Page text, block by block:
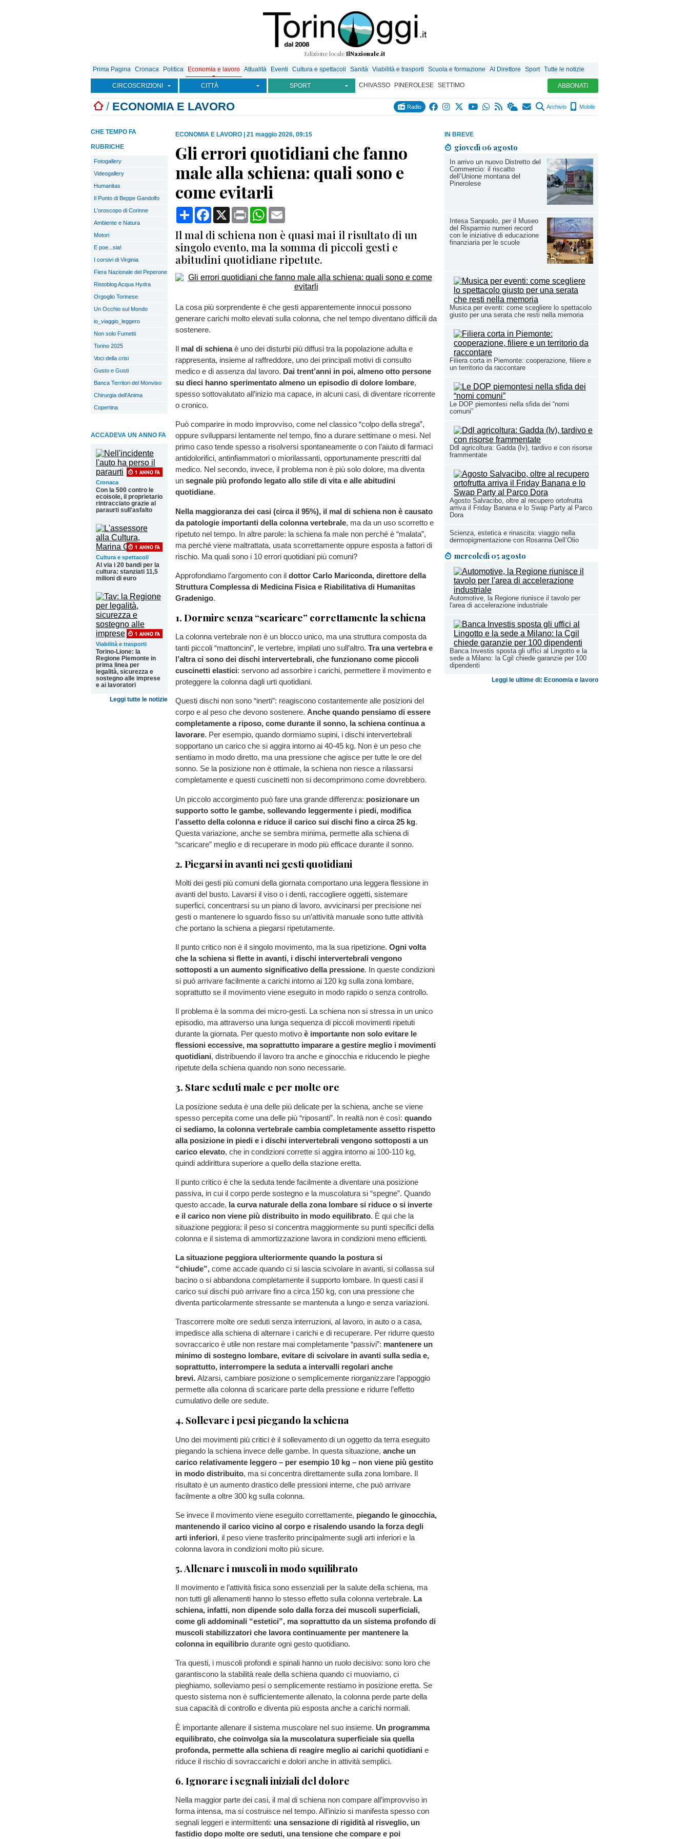
Edizione locale IlNazionale.it
Prima Pagina Cronaca Politica Economia e lavoro Attualità Eventi Cultura e spettacoli Sanità Viabilità e trasporti Scuola e formazione Al Direttore Sport Tutte le notizie
CIRCOSCRIZIONI CITTÀ SPORT CHIVASSO PINEROLESE SETTIMO ABBONATI
/ ECONOMIA E LAVORO Radio Archivio Mobile
IN BREVE
giovedì 06 agosto
In arrivo un nuovo Distretto del
Commercio: il riscatto
dell’Unione montana del
Pinerolese
Intesa Sanpaolo, per il Museo
del Risparmio numeri record
con le iniziative di educazione
finanziaria per le scuole
Musica per eventi: come scegliere lo spettacolo
giusto per una serata che resti nella memoria
Filiera corta in Piemonte: cooperazione, filiere e
un territorio da raccontare
Le DOP piemontesi nella sfida dei “nomi
comuni”
Ddl agricoltura: Gadda (Iv), tardivo e con risorse
frammentate
Agosto Salvacibo, oltre al recupero ortofrutta
arriva il Friday Banana e lo Swap Party al Parco
Dora
Scienza, estetica e rinascita: viaggio nella
dermopigmentazione con Rosanna Dell’Olio
mercoledì 05 agosto
Automotive, la Regione riunisce il tavolo per
l'area di accelerazione industriale
Banca Investis sposta gli uffici al Lingotto e la
sede a Milano: la Cgil chiede garanzie per 100
dipendenti
Leggi le ultime di: Economia e lavoro
CHE TEMPO FA
RUBRICHE
Fotogallery
Videogallery
Humanitas
Il Punto di Beppe Gandolfo
L'oroscopo di Corinne
Ambiente e Natura
Motori
E poe...sia!
I corsivi di Virginia
Fiera Nazionale del Peperone
Ristoblog Acqua Hydra
Orgoglio Torinese
Un Occhio sul Mondo
io_viaggio_leggero
Non solo Fumetti
Torino 2025
Voci della crisi
Gusto e Gusti
Banca Territori del Monviso
Chirurgia dell'Anima
Copertina
ACCADEVA UN ANNO FA
Cronaca
Con la 500 contro le
ecoisole, il proprietario
rintracciato grazie al
paraurti sull'asfalto
Cultura e spettacoli
Al via i 20 bandi per la
cultura: stanziati 11,5
milioni di euro
Viabilità e trasporti
Torino-Lione: la
Regione Piemonte in
prima linea per
legalità, sicurezza e
sostegno alle imprese
e ai lavoratori
Leggi tutte le notizie
ECONOMIA E LAVORO 21 maggio 2026, 09:15
Gli errori quotidiani che fanno
male alla schiena: quali sono e
come evitarli
CondividiFacebook
X Print WhatsApp
Il mal di schiena non è quasi mai il risultato di un
singolo evento, ma la somma di piccoli gesti e
abitudini quotidiane ripetute.
La cosa più sorprendente è che gesti apparentemente innocui possono
generare carichi molto elevati sulla colonna, che nel tempo diventano difficili da
sostenere.
Il mal di schienaè uno dei disturbi più diffusi tra la popolazione adulta e
rappresenta, insieme al raffreddore, uno dei principali motivi di consulto
medico e di assenza dal lavoro. Dai trent’anni in poi, almeno otto persone
su dieci hanno sperimentato almeno un episodio di dolore lombare,
spesso sottovalutato all’inizio ma capace, in alcuni casi, di diventare ricorrente
o cronico.
Può comparire in modo improvviso, come nel classico “colpo della strega”,
oppure svilupparsi lentamente nel tempo, fino a durare settimane o mesi. Nel
primo caso tende spesso a risolversi spontaneamente o con l’aiuto di farmaci
antidolorifici, antinfiammatori o miorilassanti, opportunamente prescritti dal
medico. Nel secondo, invece, il problema non è più solo dolore, ma diventa
un segnale più profondo legato allo stile di vita e alle abitudini
quotidiane.
Nella maggioranza dei casi (circa il 95%), il mal di schiena non è causato
da patologie importanti della colonna vertebrale, ma da un uso scorretto e
ripetuto nel tempo. In altre parole: la schiena fa male non perché è “malata”,
ma perché viene maltrattata, usata scorrettamente oppure esposta a fattori di
rischio. Ma quali sono i 10 errori quotidiani più comuni?
Approfondiamo l’argomento con il dottor Carlo Mariconda, direttore della
Struttura Complessa di Medicina Fisica e Riabilitativa di Humanitas
Gradenigo.
1. Dormire senza “scaricare” correttamente la schiena
La colonna vertebrale non è un blocco unico, ma una struttura composta da
tanti piccoli “mattoncini”, le vertebre, impilati uno sull’altro. Tra una vertebra e
l’altra ci sono dei dischi intervertebrali, che funzionano come piccoli
cuscinetti elastici: servono ad assorbire i carichi, permettere il movimento e
proteggere la colonna dagli urti quotidiani.
Questi dischi non sono “inerti”: reagiscono costantemente alle posizioni del
corpo e al peso che devono sostenere. Anche quando pensiamo di essere
completamente a riposo, come durante il sonno, la schiena continua a
lavorare. Per esempio, quando dormiamo supini, i dischi intervertebrali
sopportano un carico che si aggira intorno ai 40-45 kg. Non è un peso che
sentiamo in modo diretto, ma una pressione che agisce per tutte le ore del
sonno. Se la posizione non è ottimale, la schiena non riesce a rilassarsi
completamente e questi cuscinetti non si decomprimono come dovrebbero.
Un piccolo accorgimento può fare una grande differenza: posizionare un
supporto sotto le gambe, sollevando leggermente i piedi, modifica
l’assetto della colonna e riduce il carico sui dischi fino a circa 25 kg.
Questa variazione, anche se sembra minima, permette alla schiena di
“scaricare” meglio e di recuperare in modo più efficace durante il sonno.
2. Piegarsi in avanti nei gesti quotidiani
Molti dei gesti più comuni della giornata comportano una leggera flessione in
avanti del busto. Lavarsi il viso o i denti, raccogliere oggetti, sistemare
superfici, concentrarsi su un piano di lavoro, avvicinarsi per precisione nei
gesti o mantenere lo sguardo fisso su un’attività manuale sono tutte attività
che portano la schiena a piegarsi ripetutamente.
Il punto critico non è il singolo movimento, ma la sua ripetizione. Ogni volta
che la schiena si flette in avanti, i dischi intervertebrali vengono
sottoposti a un aumento significativo della pressione. In queste condizioni
si può arrivare facilmente a carichi intorno ai 120 kg sulla zona lombare,
soprattutto se il movimento viene eseguito in modo rapido o senza controllo.
Il problema è la somma dei micro-gesti. La schiena non si stressa in un unico
episodio, ma attraverso una lunga sequenza di piccoli movimenti ripetuti
durante la giornata. Per questo motivo è importante non solo evitare le
flessioni eccessive, ma soprattutto imparare a gestire meglio i movimenti
quotidiani, distribuendo il lavoro tra anche e ginocchia e riducendo le pieghe
ripetute della schiena quando non sono necessarie.
3. Stare seduti male e per molte ore
La posizione seduta è una delle più delicate per la schiena, anche se viene
spesso percepita come una delle più “riposanti”. In realtà non è così: quando
ci sediamo, la colonna vertebrale cambia completamente assetto rispetto
alla posizione in piedi e i dischi intervertebrali vengono sottoposti a un
carico elevato, che in condizioni corrette si aggira intorno ai 100-110 kg,
quindi addirittura superiore a quello della stazione eretta.
Il punto critico è che la seduta tende facilmente a diventare una posizione
passiva, in cui il corpo perde sostegno e la muscolatura si “spegne”. Quando
questo accade, la curva naturale della zona lombare si riduce o si inverte
e il carico non viene più distribuito in modo equilibrato. È qui che la
situazione peggiora: il peso si concentra maggiormente su punti specifici della
colonna e il sistema di ammortizzazione lavora in condizioni meno efficienti.
La situazione peggiora ulteriormente quando la postura si
“chiude”, come accade quando ci si lascia scivolare in avanti, si collassa sul
bacino o si abbandona completamente il supporto lombare. In questi casi il
carico sui dischi può arrivare fino a circa 150 kg, con una pressione che
diventa particolarmente stressante se mantenuta a lungo e senza variazioni.
Trascorrere molte ore seduti senza interruzioni, al lavoro, in auto o a casa,
impedisce alla schiena di alternare i carichi e di recuperare. Per ridurre questo
sovraccarico è utile non restare mai completamente “passivi”: mantenere un
minimo di sostegno lombare, evitare di scivolare in avanti sulla sedia e,
soprattutto, interrompere la seduta a intervalli regolari anche
brevi. Alzarsi, cambiare posizione o semplicemente riorganizzare l’appoggio
permette alla colonna di scaricare parte della pressione e ridurre l’effetto
cumulativo delle ore sedute.
4. Sollevare i pesi piegando la schiena
Uno dei movimenti più critici è il sollevamento di un oggetto da terra eseguito
piegando la schiena invece delle gambe. In questa situazione, anche un
carico relativamente leggero – per esempio 10 kg – non viene più gestito
in modo distribuito, ma si concentra direttamente sulla zona lombare. Il
risultato è un aumento drastico delle pressioni interne, che può arrivare
facilmente a oltre 300 kg sulla colonna.
Se invece il movimento viene eseguito correttamente, piegando le ginocchia,
mantenendo il carico vicino al corpo e risalendo usando la forza degli
arti inferiori, il peso viene trasferito principalmente sugli arti inferiori e la
colonna lavora in condizioni molto più sicure.
5. Allenare i muscoli in modo squilibrato
Il movimento e l’attività fisica sono essenziali per la salute della schiena, ma
non tutti gli allenamenti hanno lo stesso effetto sulla colonna vertebrale. La
schiena, infatti, non dipende solo dalla forza dei muscoli superficiali,
come gli addominali “estetici”, ma soprattutto da un sistema profondo di
muscoli stabilizzatori che lavora continuamente per mantenere la
colonna in equilibrio durante ogni gesto quotidiano.
Tra questi, i muscoli profondi e spinali hanno un ruolo decisivo: sono loro che
garantiscono la stabilità reale della schiena quando ci muoviamo, ci
pieghiamo, solleviamo pesi o semplicemente restiamo in posizione eretta. Se
questo sistema non è sufficientemente allenato, la colonna perde parte della
sua capacità di controllo e diventa più esposta anche a carichi normali.
È importante allenare il sistema muscolare nel suo insieme. Un programma
equilibrato, che coinvolga sia la muscolatura superficiale sia quella
profonda, permette alla schiena di reagire meglio ai carichi quotidiani e
riduce il rischio di sovraccarichi e dolori anche in attività semplici.
6. Ignorare i segnali iniziali del dolore
Nella maggior parte dei casi, il mal di schiena non compare all’improvviso in
forma intensa, ma si costruisce nel tempo. All’inizio si manifesta spesso con
segnali leggeri e intermittenti: una sensazione di rigidità al risveglio, un
fastidio dopo molte ore seduti, una tensione che compare e poi